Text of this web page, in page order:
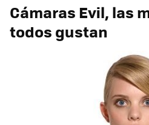
Cámaras Evil, las
todos gustan